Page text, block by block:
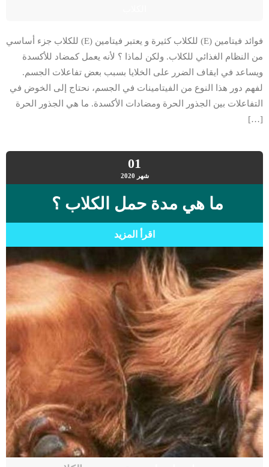
فوائد فيتامين (E) للكلاب كثيرة و يعتبر فيتامين (E) للكلاب جزء أساسي
من النظام الغذائي للكلاب. ولكن لماذا ؟ لأنه يعمل كمضاد للأكسدة
ويساعد في ايقاف الضرر على الخلايا بسبب بعض تفاعلات الجسم.
لفهم دور هذا النوع من الفيتامينات في الجسم، نحتاج إلى الخوض في
التفاعلات بين الجذور الحرة ومضادات الأكسدة. ما هي الجذور الحرة
[…]
01
شهر 2020
ما هي مدة حمل الكلاب ؟
اقرأ المزيد